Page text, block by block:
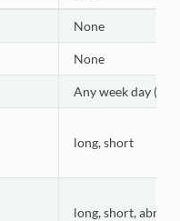
None
None
Any week day
long, short
long, short, abr